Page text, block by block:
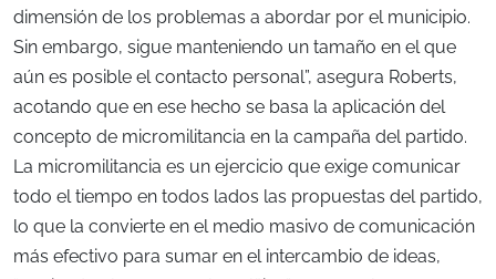
dimensión de los problemas a abordar por el municipio.
Sin embargo, sigue manteniendo un tamaño en el que
aún es posible el contacto personal”, asegura Roberts,
acotando que en ese hecho se basa la aplicación del
concepto de micromilitancia en la campaña del partido.
La micromilitancia es un ejercicio que exige comunicar
todo el tiempo en todos lados las propuestas del partido,
lo que la convierte en el medio masivo de comunicación
más efectivo para sumar en el intercambio de ideas,